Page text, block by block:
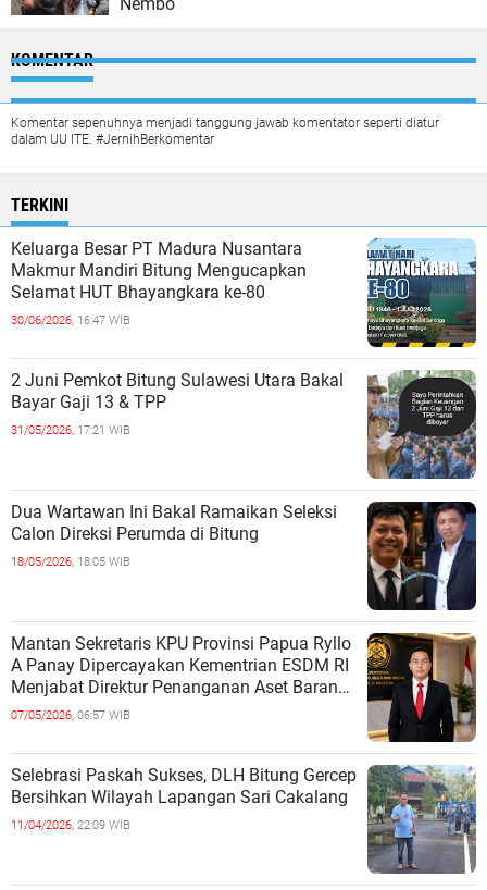
KOMENTAR
Komentar sepenuhnya menjadi tanggung jawab komentator seperti diatur
dalam UU ITE. #JernihBerkomentar
TERKINI
Keluarga Besar PT Madura Nusantara
Makmur Mandiri Bitung Mengucapkan
Selamat HUT Bhayangkara ke-80
30/06/2026, 16:47 WIB
2 Juni Pemkot Bitung Sulawesi Utara Bakal
Bayar Gaji 13 & TPP
31/05/2026, 17:21 WIB
Dua Wartawan Ini Bakal Ramaikan Seleksi
Calon Direksi Perumda di Bitung
18/05/2026, 18:05 WIB
Mantan Sekretaris KPU Provinsi Papua Ryllo
A Panay Dipercayakan Kementrian ESDM RI
Menjabat Direktur Penanganan Aset Barang
Bukti
07/05/2026, 06:57 WIB
Selebrasi Paskah Sukses, DLH Bitung Gercep
Bersihkan Wilayah Lapangan Sari Cakalang
11/04/2026, 22:09 WIB